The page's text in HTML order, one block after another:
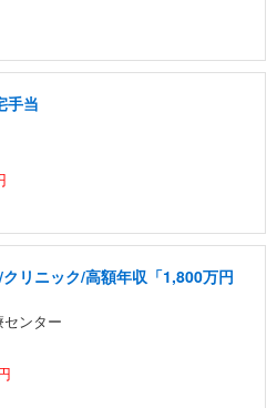
手当
クリニック/高額年収「1,800万円
ンター